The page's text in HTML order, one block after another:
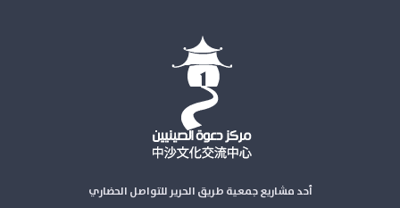
أحد مشاريع جمعية طريق الحرير للتواصل الحضاري